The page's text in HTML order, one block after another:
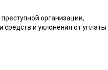
организации,
и уклонения от уплаты